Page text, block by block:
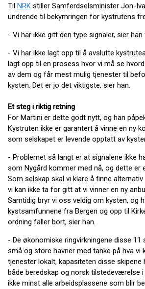
Til NRK stiller Samferdselsminister Jon-
undrende til bekymringen for kystrutens
- Vi har ikke gitt den type signaler, sier
- Vi har ikke lagt opp til å avslutte
lagt opp til en prosess hvor vi må se
av dem og får mest mulig tjenester til
kysten. Det er jo det viktigste, sier han.
Et steg i riktig retning
For Martini er dette godt nytt, og han
Kystruten ikke er garantert å vinne en ny
som selskapet er levende opptatt av
- Problemet så langt er at signalene ikke
som Nygård kommer med nå, og dette er
Som selskap skal vi klare å finne alternativ
vi kan ikke ta for gitt at vi vinner en ny
Samtidig bryr vi oss veldig om kysten, og
kystsamfunnene fra Bergen og opp til
ordning faller bort, sier han.
- De økonomiske ringvirkningene disse 11
små og store havner med tanke på hva vi
tjenester lokalt, kapasiteten disse skipene
både beredskap og norsk tilstedeværelse
ikke minst alle arbeidsplassene som blir